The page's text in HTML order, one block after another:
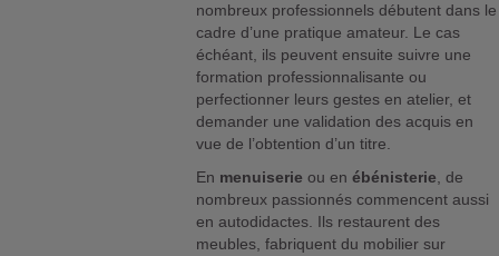
nombreux professionnels débutent dans le
cadre d’une pratique amateur. Le cas
échéant, ils peuvent ensuite suivre une
formation professionnalisante ou
perfectionner leurs gestes en atelier, et
demander une validation des acquis en
vue de l’obtention d’un titre.
En menuiserie ou enébénisterie, de
nombreux passionnés commencent aussi
en autodidactes. Ils restaurent des
meubles, fabriquent du mobilier sur